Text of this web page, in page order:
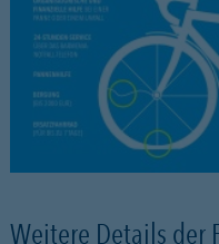
Weitere Details der